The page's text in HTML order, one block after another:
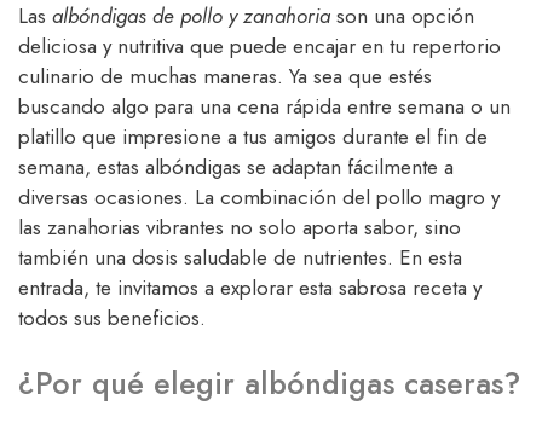
Las albóndigas de pollo y zanahoria son una opción
deliciosa y nutritiva que puede encajar en tu repertorio
culinario de muchas maneras. Ya sea que estés
buscando algo para una cena rápida entre semana o un
platillo que impresione a tus amigos durante el fin de
semana, estas albóndigas se adaptan fácilmente a
diversas ocasiones. La combinación del pollo magro y
las zanahorias vibrantes no solo aporta sabor, sino
también una dosis saludable de nutrientes. En esta
entrada, te invitamos a explorar esta sabrosa receta y
todos sus beneficios.
¿Por qué elegir albóndigas caseras?